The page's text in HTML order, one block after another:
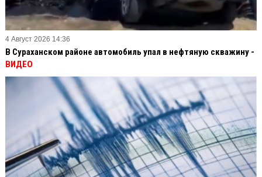
4 Август 2026 14:36
В Сураханском районе автомобиль упал в нефтяную скважину -
ВИДЕО